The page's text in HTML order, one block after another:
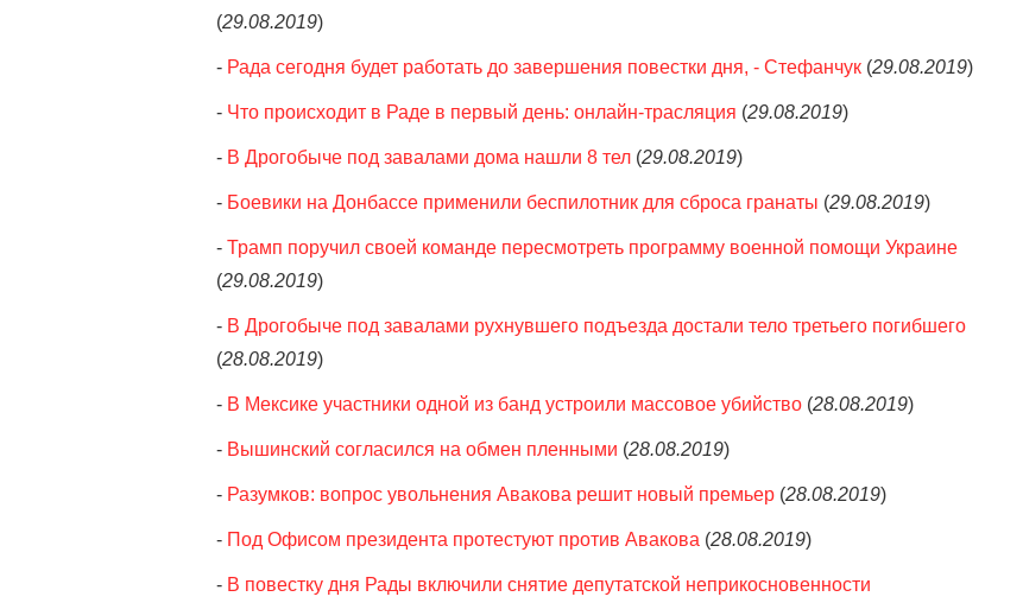
(29.08.2019)
- Рада сегодня будет работать до завершения повестки дня, - Стефанчук (29.08.2019)
- Что происходит в Раде в первый день: онлайн-трасляция (29.08.2019)
- В Дрогобыче под завалами дома нашли 8 тел (29.08.2019)
- Боевики на Донбассе применили беспилотник для сброса гранаты (29.08.2019)
- Трамп поручил своей команде пересмотреть программу военной помощи Украине
(29.08.2019)
- В Дрогобыче под завалами рухнувшего подъезда достали тело третьего погибшего
(28.08.2019)
- В Мексике участники одной из банд устроили массовое убийство (28.08.2019)
- Вышинский согласился на обмен пленными (28.08.2019)
- Разумков: вопрос увольнения Авакова решит новый премьер (28.08.2019)
- Под Офисом президента протестуют против Авакова (28.08.2019)
- В повестку дня Рады включили снятие депутатской неприкосновенности